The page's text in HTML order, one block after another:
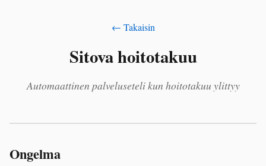
← Takaisin
Sitova hoitotakuu
Automaattinen palveluseteli kun hoitotakuu ylittyy
Ongelma